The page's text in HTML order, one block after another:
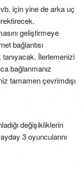
için yine de arka uç
geliştirmeye
bağlantısı
İlerlemenizi
bağlanmanız
tamamen çevrimdışı
değişikliklerin
3 oyuncularını